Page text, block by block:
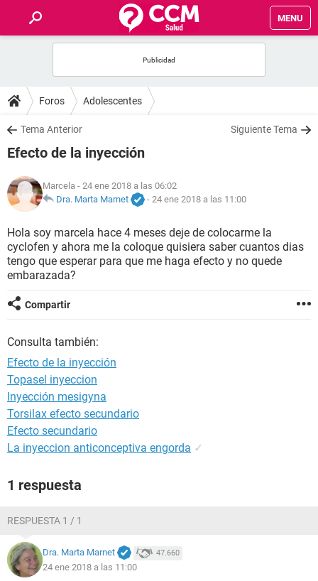
MENU
FOROS
SALUD
NUTRICIÓN
BIENESTAR
SEXUALIDAD
GLOSARIO
Foros Adolescentes
Tema Anterior Siguiente Tema
Efecto de la inyección
Marcela - 24 ene 2018 a las 06:02
Dra. Marta Marnet
- 24 ene 2018 a las 11:00
Hola soy marcela hace 4 meses deje de colocarme la
cyclofen y ahora me la coloque quisiera saber cuantos dias
tengo que esperar para que me haga efecto y no quede
embarazada?
Compartir
Consulta también:
Efecto de la inyección
Topasel inyeccion
Inyección mesigyna
Torsilax efecto secundario
Efecto secundario
La inyeccion anticonceptiva engorda ✓
1 respuesta
RESPUESTA 1 / 1
Dra. Marta Marnet 47.660
24 ene 2018 a las 11:00